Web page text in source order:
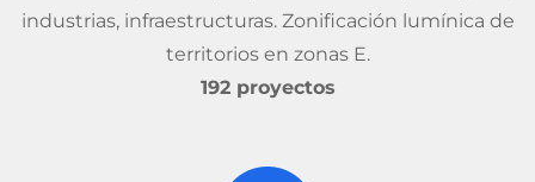
industrias, infraestructuras. Zonificación lumínica de
territorios en zonas E.
192 proyectos